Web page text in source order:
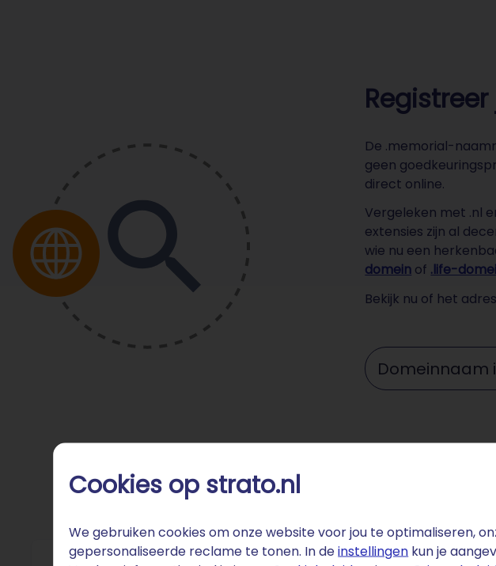
Cookies op strato.nl
We gebruiken cookies om onze website voor jou te optimaliseren,
gepersonaliseerde reclame te tonen. In deinstellingen kun je
De .memorial-
geen
direct online.
Vergeleken met .nl
extensies zijn al
wie nu een
domein of .life-
Bekijk nu of het
Domeinnaam